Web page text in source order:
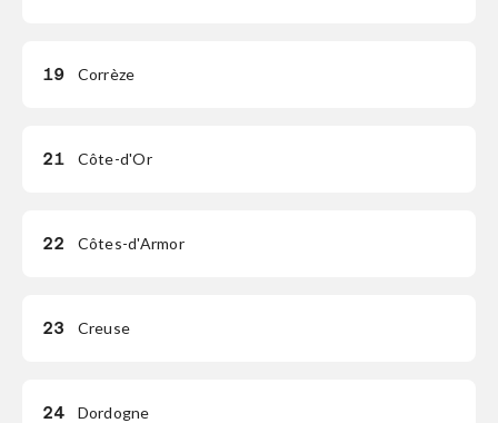
19 Corrèze
21 Côte-d'Or
22 Côtes-d'Armor
23 Creuse
24 Dordogne